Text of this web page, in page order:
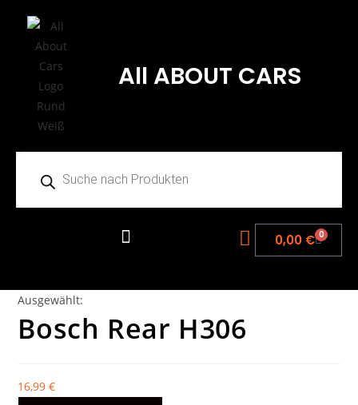
All ABOUT CARS
0,00 € 0
Ausgewählt:
Bosch Rear H306
16,99€